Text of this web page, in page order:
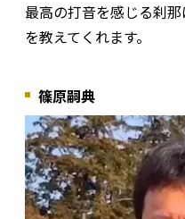
最高の打音を感じる刹
を教えてくれます。
篠原嗣典